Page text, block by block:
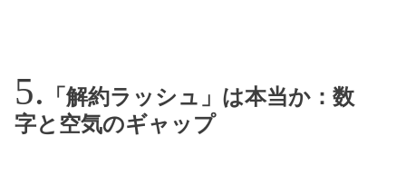
「解約ラッシュ」は本当か：数
字と空気のギャップ